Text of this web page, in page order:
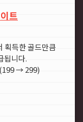
트
획득한 골드만큼
됩니다.
→ 299)